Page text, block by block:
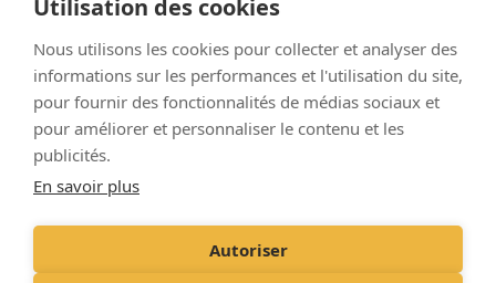
Utilisation des cookies
Nous utilisons les cookies pour collecter et analyser des
informations sur les performances et l'utilisation du site,
pour fournir des fonctionnalités de médias sociaux et
pour améliorer et personnaliser le contenu et les
publicités.
En savoir plus
Autoriser
Déclaration publique pays par pays (CbCR) de l’UE